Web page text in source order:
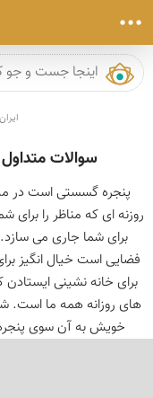
ایران
سوالات
پنجره گسستی است در
روزنه ای که مناظر را
برای شما جاری می سازد.
فضایی است خیال انگیز
برای خانه نشینی
های روزانه همه ما است.
خویش به آن سوی